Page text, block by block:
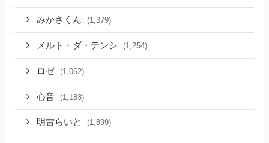
みかさくん (1,379)
メルト・ダ・テンシ (1,254)
ロゼ (1,062)
心音 (1,183)
明雷らいと (1,899)